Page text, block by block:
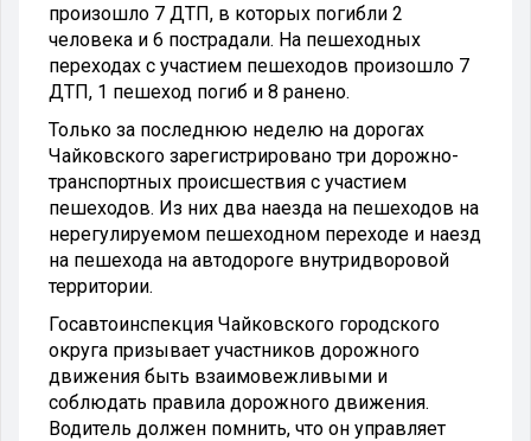
произошло 7 ДТП, в которых погибли 2
человека и 6 пострадали. На пешеходных
переходах с участием пешеходов произошло 7
ДТП, 1 пешеход погиб и 8 ранено.
Только за последнюю неделю на дорогах
Чайковского зарегистрировано три дорожно-
транспортных происшествия с участием
пешеходов. Из них два наезда на пешеходов на
нерегулируемом пешеходном переходе и наезд
на пешехода на автодороге внутридворовой
территории.
Госавтоинспекция Чайковского городского
округа призывает участников дорожного
движения быть взаимовежливыми и
соблюдать правила дорожного движения.
Водитель должен помнить, что он управляет